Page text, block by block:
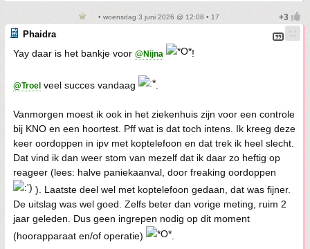
• woensdag 3 juni 2026 @ 12:08 • 17
Phaidra
Yay daar is het bankje voor @Nijna !
@Troel veel succes vandaag
Vanmorgen moest ik ook in het ziekenhuis zijn voor een controle
bij KNO en een hoortest. Pff wat is dat toch intens. Ik kreeg deze
keer oordoppen in ipv met koptelefoon en dat trek ik heel slecht.
Dat vind ik dan weer stom van mezelf dat ik daar zo heftig op
reageer (lees: halve paniekaanval, door freaking oordoppen
). Laatste deel wel met koptelefoon gedaan, dat was fijner.
De uitslag was wel goed. Zelfs beter dan vorige meting, ruim 2
jaar geleden. Dus geen ingrepen nodig op dit moment
(hoorapparaat en/of operatie)